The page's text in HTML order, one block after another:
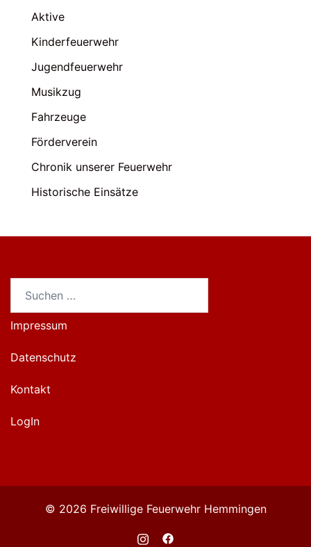
Aktive
Kinderfeuerwehr
Jugendfeuerwehr
Musikzug
Fahrzeuge
Förderverein
Chronik unserer Feuerwehr
Historische Einsätze
Impressum
Datenschutz
Kontakt
LogIn
© 2026 Freiwillige Feuerwehr Hemmingen